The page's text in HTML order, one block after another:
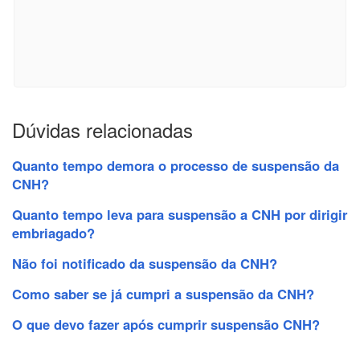
Dúvidas relacionadas
Quanto tempo demora o processo de suspensão da
CNH?
Quanto tempo leva para suspensão a CNH por dirigir
embriagado?
Não foi notificado da suspensão da CNH?
Como saber se já cumpri a suspensão da CNH?
O que devo fazer após cumprir suspensão CNH?